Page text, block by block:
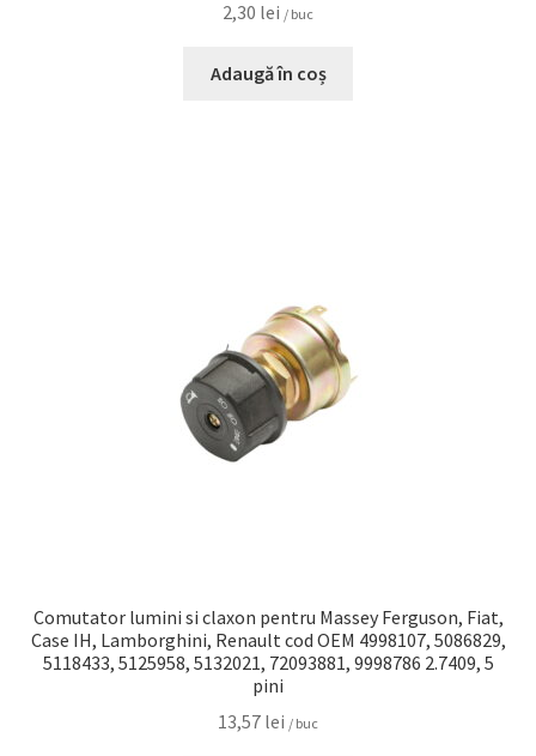
2,30 lei / buc
Adaugă în coș
Comutator lumini si claxon pentru Massey Ferguson, Fiat,
Case IH, Lamborghini, Renault cod OEM 4998107, 5086829,
5118433, 5125958, 5132021, 72093881, 9998786 2.7409, 5
pini
13,57 lei / buc